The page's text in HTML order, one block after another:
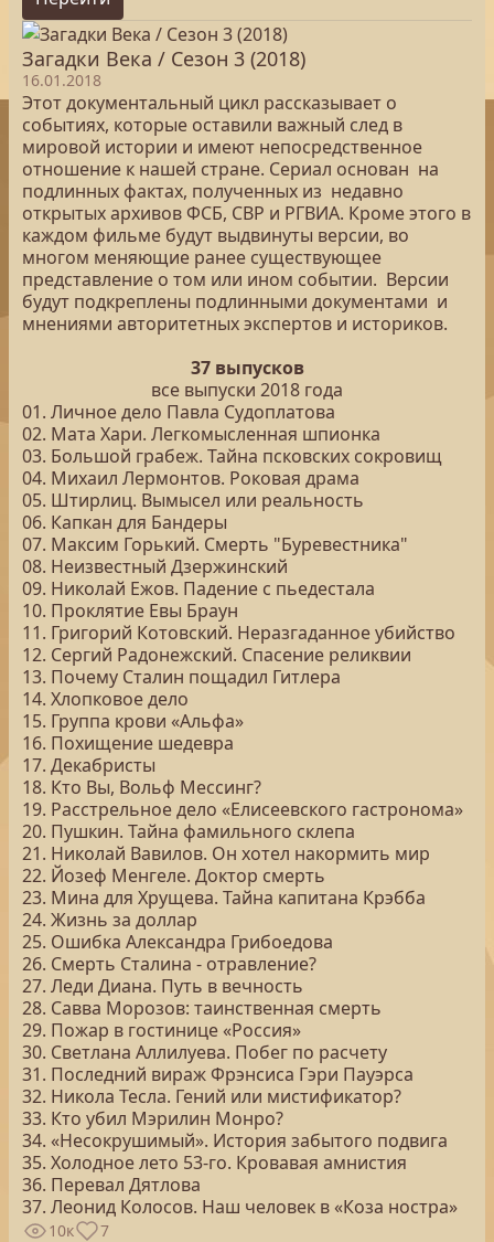
Загадки Века / Сезон 3 (2018)
16.01.2018
Этот документальный цикл рассказывает о
событиях, которые оставили важный след в
мировой истории и имеют непосредственное
отношение к нашей стране. Сериал основан на
подлинных фактах, полученных из недавно
открытых архивов ФСБ, СВР и РГВИА. Кроме этого в
каждом фильме будут выдвинуты версии, во
многом меняющие ранее существующее
представление о том или ином событии. Версии
будут подкреплены подлинными документами и
мнениями авторитетных экспертов и историков.
37 выпусков
все выпуски 2018 года
01. Личное дело Павла Судоплатова
02. Мата Хари. Легкомысленная шпионка
03. Большой грабеж. Тайна псковских сокровищ
04. Михаил Лермонтов. Роковая драма
05. Штирлиц. Вымысел или реальность
06. Капкан для Бандеры
07. Максим Горький. Смерть "Буревестника"
08. Неизвестный Дзержинский
09. Николай Ежов. Падение с пьедестала
10. Проклятие Евы Браун
11. Григорий Котовский. Неразгаданное убийство
12. Сергий Радонежский. Спасение реликвии
13. Почему Сталин пощадил Гитлера
14. Хлопковое дело
15. Группа крови «Альфа»
16. Похищение шедевра
17. Декабристы
18. Кто Вы, Вольф Мессинг?
19. Расстрельное дело «Елисеевского гастронома»
20. Пушкин. Тайна фамильного склепа
21. Николай Вавилов. Он хотел накормить мир
22. Йозеф Менгеле. Доктор смерть
23. Мина для Хрущева. Тайна капитана Крэбба
24. Жизнь за доллар
25. Ошибка Александра Грибоедова
26. Смерть Сталина - отравление?
27. Леди Диана. Путь в вечность
28. Савва Морозов: таинственная смерть
29. Пожар в гостинице «Россия»
30. Светлана Аллилуева. Побег по расчету
31. Последний вираж Фрэнсиса Гэри Пауэрса
32. Никола Тесла. Гений или мистификатор?
33. Кто убил Мэрилин Монро?
34. «Несокрушимый». История забытого подвига
35. Холодное лето 53-го. Кровавая амнистия
36. Перевал Дятлова
37. Леонид Колосов. Наш человек в «Коза ностра»
10к 7